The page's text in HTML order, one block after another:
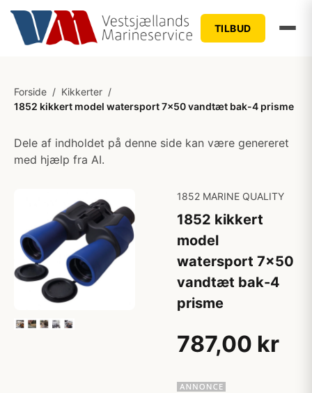
TILBUD
Forside / Kikkerter /
1852 kikkert model watersport 7x50 vandtæt bak-4 prisme
Dele af indholdet på denne side kan være genereret
med hjælp fra AI.
1852 MARINE QUALITY
1852 kikkert
model
watersport 7x50
vandtæt bak-4
prisme
787,00 kr